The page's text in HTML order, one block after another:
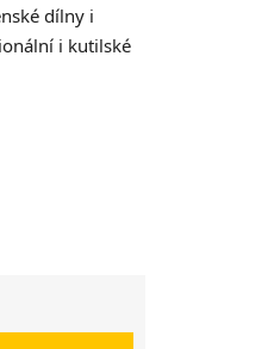
dílny i
i kutilské